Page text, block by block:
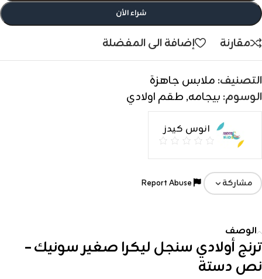
شراء الأن
مقارنة إضافة الى المفضلة
التصنيف: ملابس جاهزة
الوسوم: بيجامه, طقم اولادي
انوس كيدز
مشاركة
الوصف
ترنج أولادي سنجل ليكرا صغير سونيك –
نص دستة